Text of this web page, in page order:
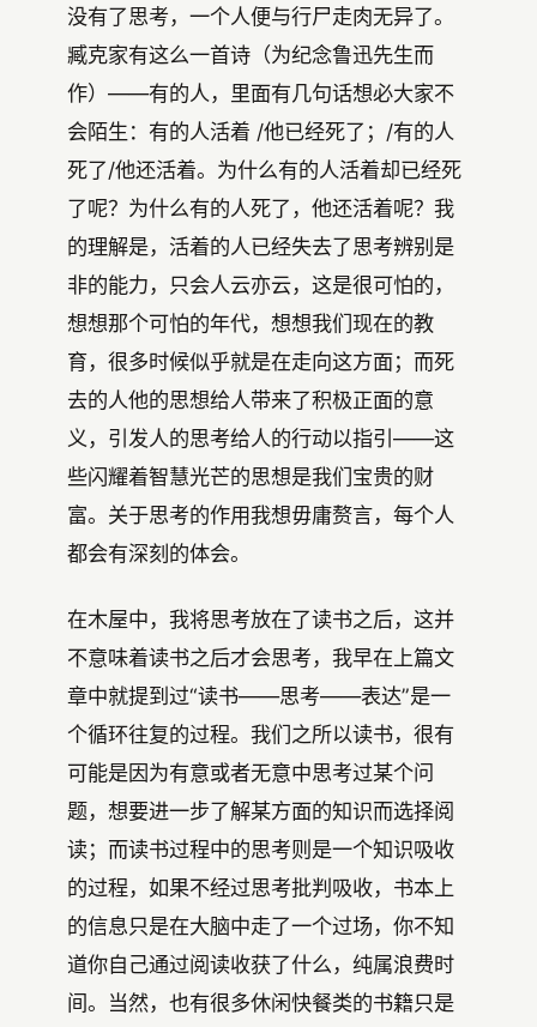
没有了思考，一个人便与行尸走肉无异了。
臧克家有这么一首诗（为纪念鲁迅先生而
作）——有的人，里面有几句话想必大家不
会陌生：有的人活着 /他已经死了；/有的人
死了/他还活着。为什么有的人活着却已经死
了呢？为什么有的人死了，他还活着呢？我
的理解是，活着的人已经失去了思考辨别是
非的能力，只会人云亦云，这是很可怕的，
想想那个可怕的年代，想想我们现在的教
育，很多时候似乎就是在走向这方面；而死
去的人他的思想给人带来了积极正面的意
义，引发人的思考给人的行动以指引——这
些闪耀着智慧光芒的思想是我们宝贵的财
富。关于思考的作用我想毋庸赘言，每个人
都会有深刻的体会。
在木屋中，我将思考放在了读书之后，这并
不意味着读书之后才会思考，我早在上篇文
章中就提到过“读书——思考——表达”是一
个循环往复的过程。我们之所以读书，很有
可能是因为有意或者无意中思考过某个问
题，想要进一步了解某方面的知识而选择阅
读；而读书过程中的思考则是一个知识吸收
的过程，如果不经过思考批判吸收，书本上
的信息只是在大脑中走了一个过场，你不知
道你自己通过阅读收获了什么，纯属浪费时
间。当然，也有很多休闲快餐类的书籍只是